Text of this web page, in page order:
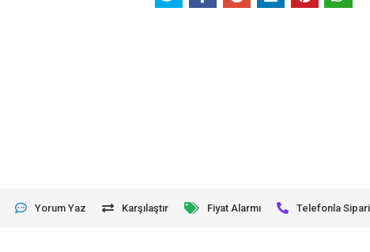
Yorum Yaz Karşılaştır Fiyat Alarmı Telefonla